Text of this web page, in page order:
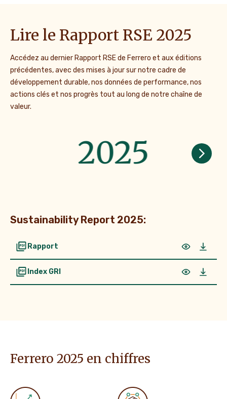
Lire le Rapport RSE 2025
Accédez au dernier Rapport RSE de Ferrero et aux éditions
précédentes, avec des mises à jour sur notre cadre de
développement durable, nos données de performance, nos
actions clés et nos progrès tout au long de notre chaîne de
valeur.
2025
Sustainability Report 2025:
Rapport
Index GRI
Ferrero 2025 en chiffres